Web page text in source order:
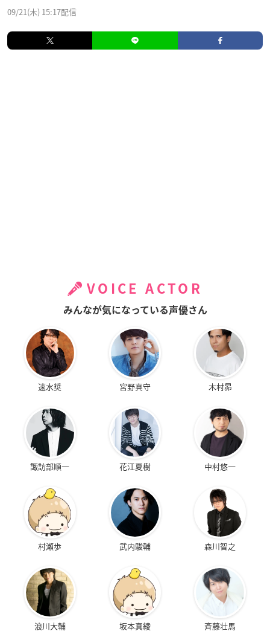
09/21(木) 15:17配信
VOICE ACTOR
みんなが気になっている声優さん
速水奨 宮野真守 木村昴
諏訪部順一 花江夏樹 中村悠一
村瀬歩 武内駿輔 森川智之
浪川大輔 坂本真綾 斉藤壮馬